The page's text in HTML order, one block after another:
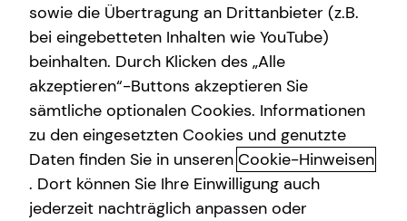
Wir sind teamzukunft
Als Finanzberatung deiner Generation setzen wir auf eine
Kommunikation auf Augenhöhe: Offen, direkt und
persönlich.
sowie die Übertragung an Drittanbieter (z.B.
bei eingebetteten Inhalten wie YouTube)
beinhalten. Durch Klicken des „Alle
akzeptieren“-Buttons akzeptieren Sie
sämtliche optionalen Cookies. Informationen
zu den eingesetzten Cookies und genutzte
Daten finden Sie in unseren Cookie-Hinweisen
. Dort können Sie Ihre Einwilligung auch
jederzeit nachträglich anpassen oder